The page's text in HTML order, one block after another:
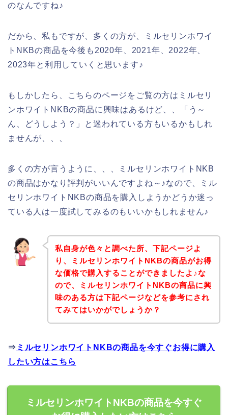
のなんですね♪
だから、私もですが、多くの方が、ミルセリンホワイ
トNKBの商品を今後も2020年、2021年、2022年、
2023年と利用していくと思います♪
もしかしたら、こちらのページをご覧の方はミルセリ
ンホワイトNKBの商品に興味はあるけど、、「う～
ん、どうしよう？」と迷われている方もいるかもしれ
ませんが、、、
多くの方が言うように、、、ミルセリンホワイトNKB
の商品はかなり評判がいいんですよね～♪なので、ミル
セリンホワイトNKBの商品を購入しようかどうか迷っ
ている人は一度試してみるのもいいかもしれません♪
私自身が色々と調べた所、下記ページよ
り、ミルセリンホワイトNKBの商品がお得
な価格で購入することができましたよ♪な
ので、ミルセリンホワイトNKBの商品に興
味のある方は下記ページなどを参考にされ
てみてはいかがでしょうか？
⇒ ミルセリンホワイトNKBの商品を今すぐお得に購入
したい方はこちら
ミルセリンホワイトNKBの商品を今すぐ